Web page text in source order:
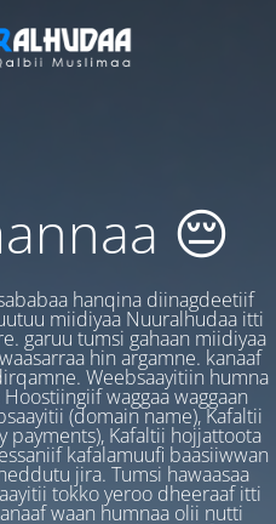
😔
hanqina diinagdeetiif
miidiyaa Nuuralhudaa itti
garuu tumsi gahaan miidiyaa
hin argamne. kanaaf
Weebsaayitiin humna
waggaa waggaan
(domain name), Kafaltii
payments), Kafaltii hojjattoota
kafalamuufi baasiiwwan
jira. Tumsi hawaasaa
tokko yeroo dheeraaf itti
waan humnaa olii nutti